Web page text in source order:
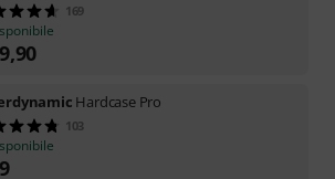
169
Hardcase Pro
103